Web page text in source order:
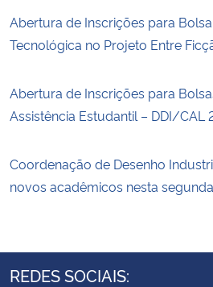
Abertura de Inscrições para
Tecnológica no Projeto Entre
Abertura de Inscrições para
Assistência Estudantil – DDI/CAL
Coordenação de Desenho
novos acadêmicos nesta
REDES SOCIAIS: